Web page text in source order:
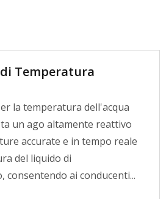
Temperatura
la temperatura dell'acqua
un ago altamente reattivo
accurate e in tempo reale
del liquido di
consentendo ai conducenti...